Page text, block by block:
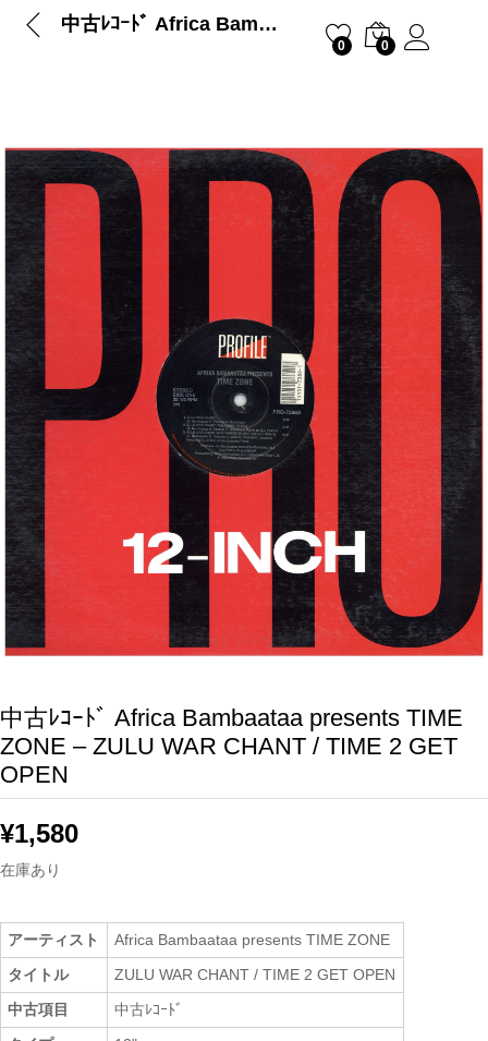
中古ﾚｺｰﾄﾞ Africa Bambaataa presents TIME ZONE – ZULU WAR CHANT / TIME 2 GET OPEN
0 0
中古ﾚｺｰﾄﾞ Africa Bambaataa presents TIME
ZONE – ZULU WAR CHANT / TIME 2 GET
OPEN
¥1,580
在庫あり
アーティスト
Africa Bambaataa presents TIME ZONE
タイトル
ZULU WAR CHANT / TIME 2 GET OPEN
中古項目
中古ﾚｺｰﾄﾞ